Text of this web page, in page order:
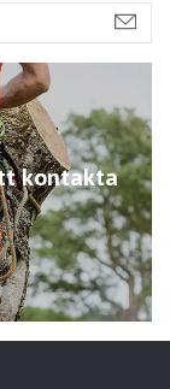
kontakta